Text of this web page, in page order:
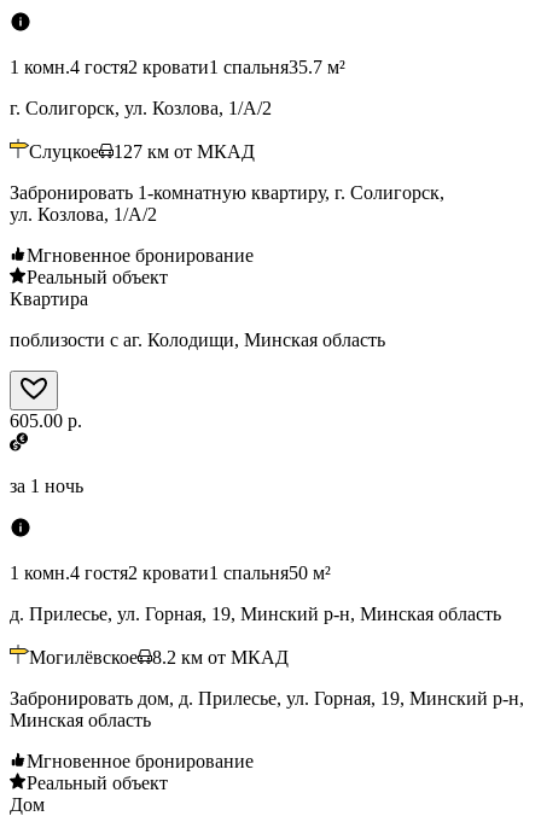
1 комн.4 гостя2 кровати1 спальня35.7 м²
г. Солигорск, ул. Козлова, 1/А/2
Слуцкое 127 км от МКАД
Забронировать 1-комнатную квартиру, г. Солигорск,
ул. Козлова, 1/А/2
Мгновенное бронирование
Реальный объект
Квартира
поблизости с аг. Колодищи, Минская область
605.00 р.
за 1 ночь
1 комн.4 гостя2 кровати1 спальня50 м²
д. Прилесье, ул. Горная, 19, Минский р-н, Минская область
Могилёвское 8.2 км от МКАД
Забронировать дом, д. Прилесье, ул. Горная, 19, Минский р-н,
Минская область
Мгновенное бронирование
Реальный объект
Дом